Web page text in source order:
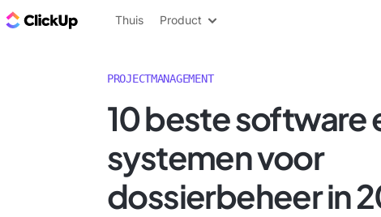
ClickUp Blog
Thuis Product
PROJECTMANAGEMENT
10 beste software
systemen voor
dossierbeheer in